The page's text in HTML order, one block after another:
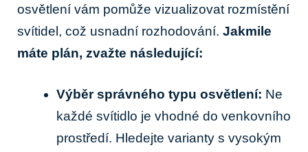
osvětlení ⁣vám pomůže vizualizovat rozmístění
⁤svítidel,‌ což usnadní rozhodování. Jakmile
máte plán, zvažte následující:
Výběr správného ​typu osvětlení: Ne
každé svítidlo ‌je vhodné do venkovního⁣
prostředí. Hledejte‌ varianty s vysokým